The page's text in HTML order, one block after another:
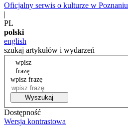
Oficjalny serwis o kulturze w Poznaniu
|
PL
polski
english
szukaj artykułów i wydarzeń
wpisz
frazę
wpisz frazę
Wyszukaj
Dostępność
Wersja kontrastowa